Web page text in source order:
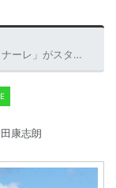
デルはALFAらしさが濃厚になった！
康志朗